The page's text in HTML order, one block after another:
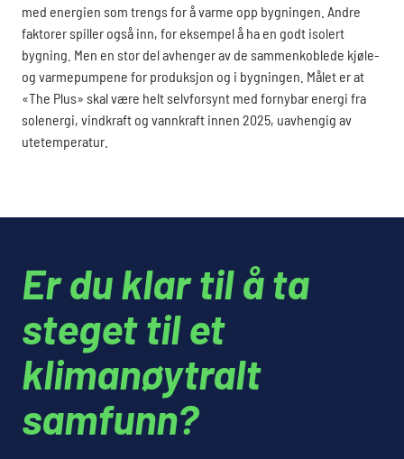
med energien som trengs for å varme opp bygningen. Andre
faktorer spiller også inn, for eksempel å ha en godt isolert
bygning. Men en stor del avhenger av de sammenkoblede kjøle-
og varmepumpene for produksjon og i bygningen. Målet er at
«The Plus» skal være helt selvforsynt med fornybar energi fra
solenergi, vindkraft og vannkraft innen 2025, uavhengig av
utetemperatur.
Er du klar til å ta
steget til et
klimanøytralt
samfunn?